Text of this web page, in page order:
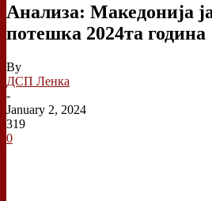
Анализа: Македонија
потешка 2024та година
By
ДСП Ленка
-
January 2, 2024
319
0